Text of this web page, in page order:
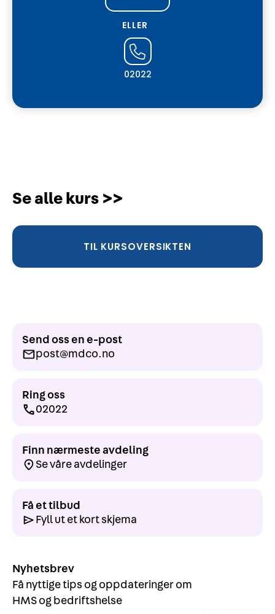
ELLER
02022
Se alle kurs >>
TIL KURSOVERSIKTEN
Send oss en e-post
post@mdco.no
Ring oss
02022
Finn nærmeste avdeling
Se våre avdelinger
Få et tilbud
Fyll ut et kort skjema
Nyhetsbrev
Få nyttige tips og oppdateringer om
HMS og bedriftshelse